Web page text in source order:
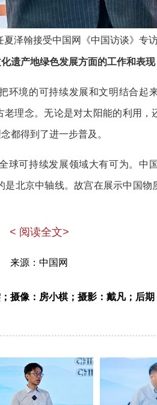
泽翰接受中国网《中国访谈》专
遗产地绿色发展方面的工作和表现
环境的可持续发展和文明结合起
理念。无论是对太阳能的利用，
都得到了进一步普及。
球可持续发展领域大有可为。中
北京中轴线。故宫在展示中国
与中国文化、中国遗产和中国的
和谐也有着重要联系。故宫是世
好的环境。故宫作为世界遗产保
和可持续发展，最重要的事是什么
< 阅读全文>
来源：中国网
摄像：房小棋；摄影：戴凡；后期